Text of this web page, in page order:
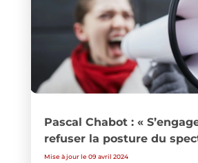
Pascal Chabot : «
refuser la posture du
Mise à jour le 09 avril 2024